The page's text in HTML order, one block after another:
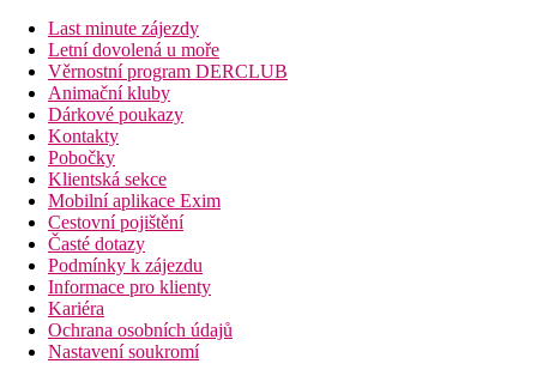
Last minute zájezdy
Letní dovolená u moře
Věrnostní program DERCLUB
Animační kluby
Dárkové poukazy
Kontakty
Pobočky
Klientská sekce
Mobilní aplikace Exim
Cestovní pojištění
Časté dotazy
Podmínky k zájezdu
Informace pro klienty
Kariéra
Ochrana osobních údajů
Nastavení soukromí